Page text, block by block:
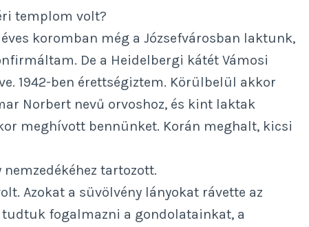
templom volt?
koromban még a Józsefvárosban laktunk,
De a Heidelbergi kátét Vámosi
1942-ben érettségiztem. Körülbelül akkor
Norbert nevű orvoshoz, és kint laktak
meghívott bennünket. Korán meghalt, kicsi
tartozott.
Azokat a süvölvény lányokat rávette az
fogalmazni a gondolatainkat, a